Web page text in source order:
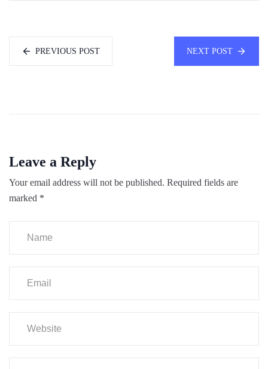
PREVIOUS POST NEXT POST
Leave a Reply
Your email address will not be published. Required fields are
marked *